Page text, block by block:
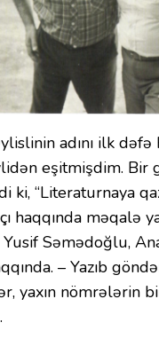
adını ilk dəfə
eşitmişdim. Bir
ki, “Literaturnaya
haqqında məqalə
Səmədoğlu,
– Yazıb
yaxın nömrələrin